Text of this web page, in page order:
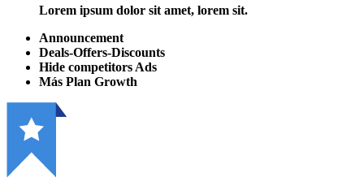
Lorem ipsum dolor sit amet, lorem sit.
Announcement
Deals-Offers-Discounts
Hide competitors Ads
Más Plan Growth